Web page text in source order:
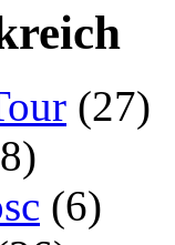
(27)
(6)